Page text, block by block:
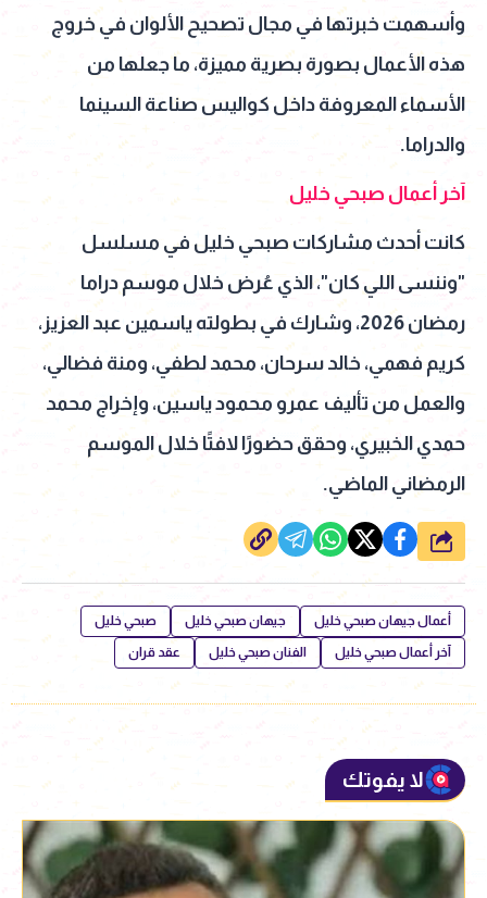
وأسهمت خبرتها في مجال تصحيح الألوان في خروج
هذه الأعمال بصورة بصرية مميزة، ما جعلها من
الأسماء المعروفة داخل كواليس صناعة السينما
والدراما.
آخر أعمال صبحي خليل
كانت أحدث مشاركات صبحي خليل في مسلسل
"وننسى اللي كان"، الذي عُرض خلال موسم دراما
رمضان 2026، وشارك في بطولته ياسمين عبد العزيز،
كريم فهمي، خالد سرحان، محمد لطفي، ومنة فضالي،
والعمل من تأليف عمرو محمود ياسين، وإخراج محمد
حمدي الخبيري، وحقق حضورًا لافتًا خلال الموسم
الرمضاني الماضي.
شارك
أعمال جيهان صبحي خليل جيهان صبحي خليل صبحي خليل
آخر أعمال صبحي خليل الفنان صبحي خليل عقد قران
لا يفوتك